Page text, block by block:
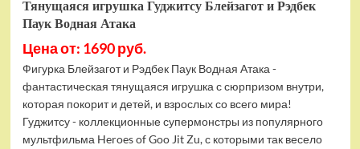
Тянущаяся игрушка Гуджитсу Блейзагот и Рэдбек
Паук Водная Атака
Цена от: 1690 руб.
Фигурка Блейзагот и Рэдбек Паук Водная Атака -
фантастическая тянущаяся игрушка с сюрпризом внутри,
которая покорит и детей, и взрослых со всего мира!
Гуджитсу - коллекционные супермонстры из популярного
мультфильма Heroes of Goo Jit Zu, с которыми так весело